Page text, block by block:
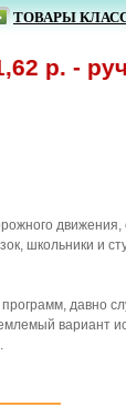
ТОВАРЫ
школьники
давно
вариант